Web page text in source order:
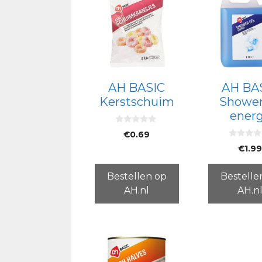
AH BASIC
Kerstschuim
€0.69
Bestellen op
AH.nl
AH
5
€1.99
AH.nl